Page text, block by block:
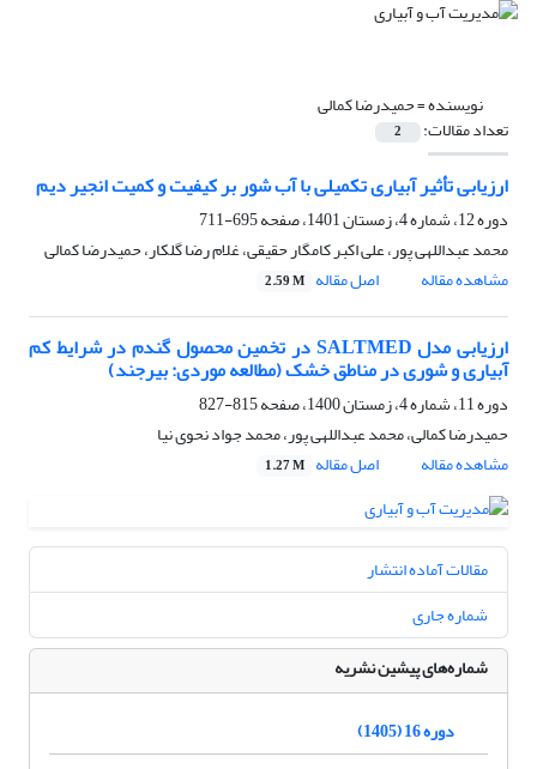
نویسنده =حمیدرضا کمالی
تعداد مقالات: 2
ارزیابی تأثیر آبیاری تکمیلی با آب شور بر کیفیت و کمیت انجیر دیم
دوره 12، شماره 4، زمستان 1401، صفحه
695-711
محمد عبداللهی پور، علی اکبر کامگار حقیقی، غلام رضا گلکار، حمیدرضا کمالی
مشاهده مقاله
اصل مقاله 2.59 M
ارزیابی مدل SALTMED در تخمین محصول گندم در شرایط کم
آبیاری و شوری در مناطق خشک (مطالعه موردی: بیرجند)
دوره 11، شماره 4، زمستان 1400، صفحه
815-827
حمیدرضا کمالی، محمد عبداللهی پور، محمد جواد نحوی نیا
مشاهده مقاله
اصل مقاله 1.27 M
مقالات آماده انتشار
شماره جاری
شماره‌های پیشین نشریه
دوره 16 (1405)